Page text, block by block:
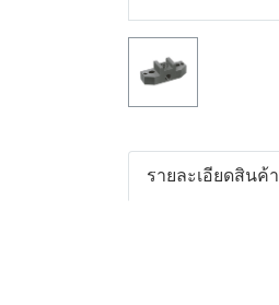
รายละเอียดสินค้า